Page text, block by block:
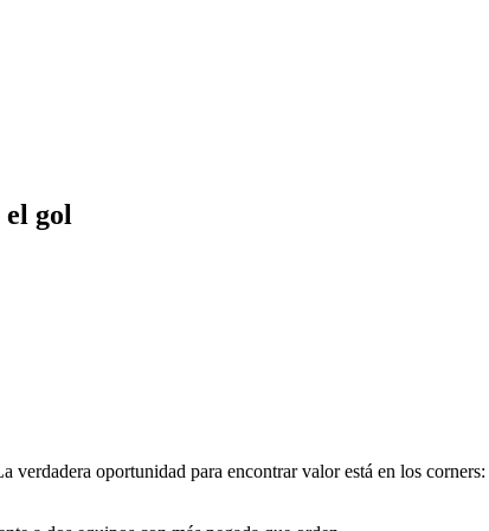
gol
oportunidad para encontrar valor está en los